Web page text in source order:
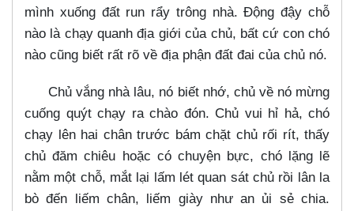
mình xuống đất run rẩy trông nhà. Động đậy chỗ
nào là chạy quanh địa giới của chủ, bất cứ con chó
nào cũng biết rất rõ về địa phận đất đai của chủ nó.
Chủ vắng nhà lâu, nó biết nhớ, chủ về nó mừng
cuống quýt chạy ra chào đón. Chủ vui hỉ hả, chó
chạy lên hai chân trước bám chặt chủ rối rít, thấy
chủ đăm chiêu hoặc có chuyện bực, chó lặng lẽ
nằm một chỗ, mắt lại lấm lét quan sát chủ rồi lân la
bò đến liếm chân, liếm giày như an ủi sẻ chia.